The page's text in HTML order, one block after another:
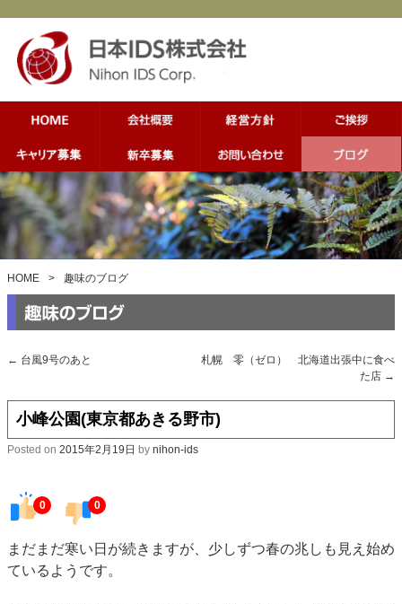
HOME > 趣味のブログ
← 台風9号のあと
札幌 零（ゼロ） 北海道出張中に食べ
た店 →
小峰公園(東京都あきる野市)
Posted on 2015年2月19日 by nihon-ids
0 0
まだまだ寒い日が続きますが、少しずつ春の兆しも見え始め
ているようです。